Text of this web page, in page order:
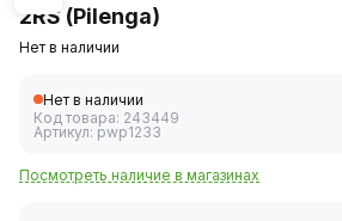
2RS (Pilenga)
Нет в наличии
Нет в наличии
Код товара: 243449
Артикул: pwp1233
Посмотреть наличие в магазинах